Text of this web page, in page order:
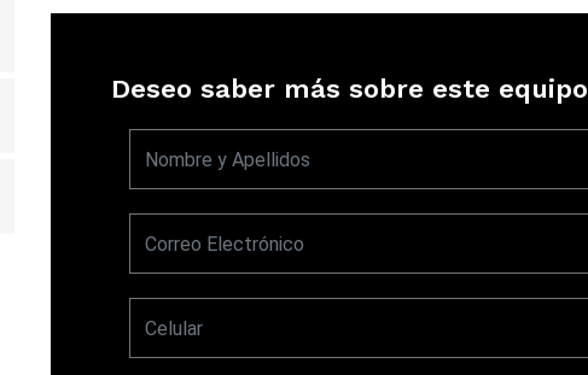
Deseo saber más sobre este equipo